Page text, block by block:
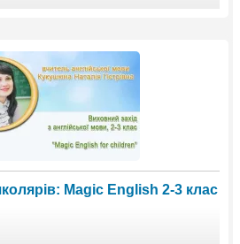
Magic English 2-3 клас